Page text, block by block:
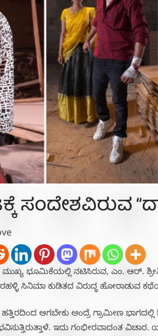
ಸಂದೇಶವಿರುವ
ಭೂಮಿಕೆಯಲ್ಲಿ ನಟಿಸಿರುವ, ಎಂ. ಆರ್.
ಸಿನಿಮಾ ಕುಡಿತದ ವಿರುದ್ಧ ಹೋರಾಡುವ
ಆಗಬೇಕು ಅಂದ್ರೆ ಗ್ರಾಮೀಣ
ಇದು ಗಂಭೀರವಾದಂತ